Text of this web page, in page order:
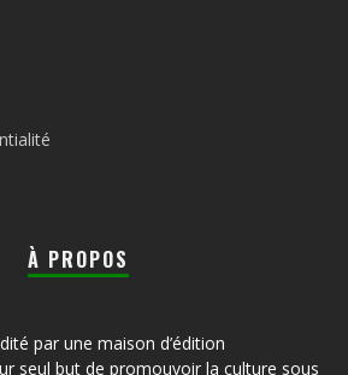
À PROPOS
par une maison d’édition
seul but de promouvoir la culture sous